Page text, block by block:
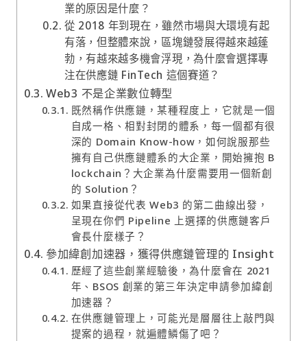
業的原因是什麼？
從 2018 年到現在，雖然市場與大環境有起
有落，但整體來說，區塊鏈發展得越來越蓬
勃，有越來越多機會浮現，為什麼會選擇專
注在供應鏈 FinTech 這個賽道？
Web3 不是企業數位轉型
既然稱作供應鏈，某種程度上，它就是一個
自成一格、相對封閉的體系，每一個都有很
深的 Domain Know-how，如何說服那些
擁有自己供應鏈體系的大企業，開始擁抱 B
lockchain？大企業為什麼需要用一個新創
的 Solution？
如果直接從代表 Web3 的第二曲線出發，
呈現在你們 Pipeline 上選擇的供應鏈客戶
會長什麼樣子？
參加緯創加速器，獲得供應鏈管理的 Insight
歷經了這些創業經驗後，為什麼會在 2021
年、BSOS 創業的第三年決定申請參加緯創
加速器？
在供應鏈管理上，可能光是層層往上敲門與
提案的過程，就遍體鱗傷了吧？